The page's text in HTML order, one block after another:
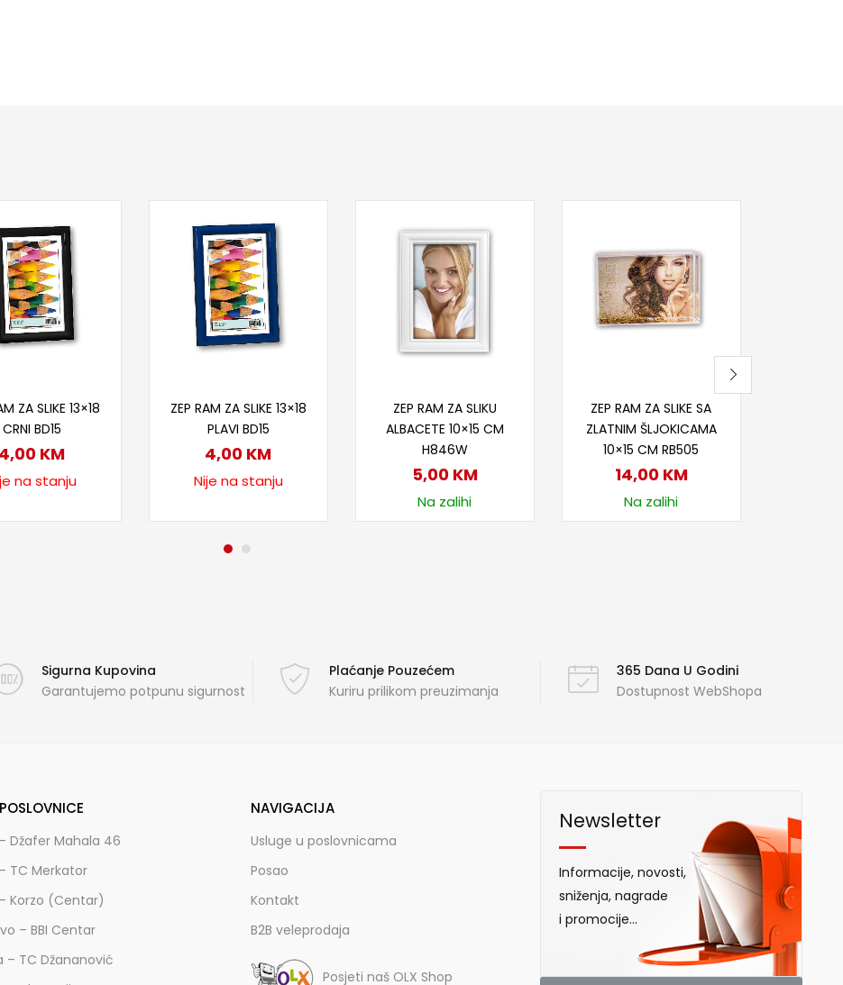
ZA SLIKE 13×18
CRNI BD15
4,00 KM
na stanju
ZEP RAM ZA SLIKE 13×18
PLAVI BD15
4,00 KM
Nije na stanju
ZEP RAM ZA SLIKU
ALBACETE 10×15 CM
H846W
5,00 KM
Na zalihi
ZEP RAM ZA SLIKE SA
ZLATNIM ŠLJOKICAMA
10×15 CM RB505
14,00 KM
Na zalihi
Sigurna Kupovina
Garantujemo potpunu sigurnost
Plaćanje Pouzećem
Kuriru prilikom preuzimanja
365 Dana U Godini
Dostupnost WebShopa
Džafer Mahala 46
TC Merkator
Korzo (Centar)
– BBI Centar
– TC Džananović
NAVIGACIJA
Usluge u poslovnicama
Posao
Kontakt
B2B veleprodaja
Posjeti naš OLX Shop
Newsletter
Informacije, novosti,
sniženja, nagrade
i promocije...